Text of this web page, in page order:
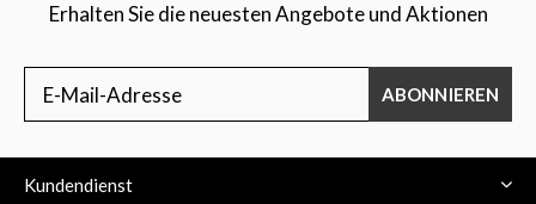
Erhalten Sie die neuesten Angebote und Aktionen
ABONNIEREN
Kundendienst